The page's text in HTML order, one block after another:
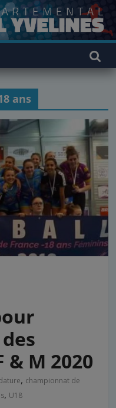
ans
& M 2020
, championnat de
, U18